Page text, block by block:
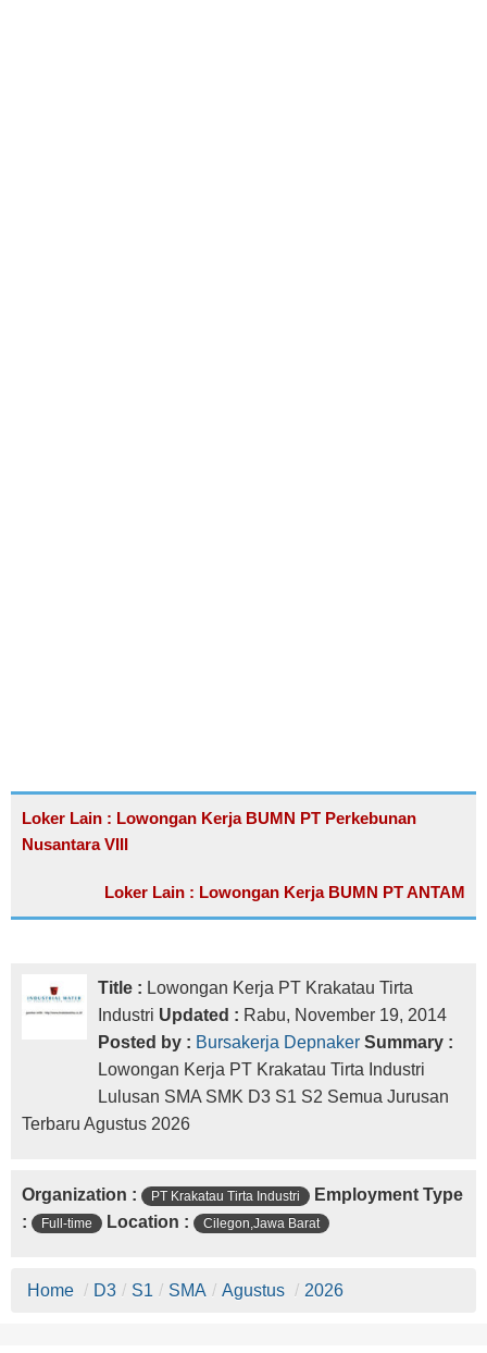
Loker Lain : Lowongan Kerja BUMN PT Perkebunan
Nusantara VIII
Loker Lain : Lowongan Kerja BUMN PT ANTAM
Title : Lowongan Kerja PT Krakatau Tirta
Industri Updated : Rabu, November 19, 2014
Posted by : Bursakerja Depnaker Summary :
Lowongan Kerja PT Krakatau Tirta Industri
Lulusan SMA SMK D3 S1 S2 Semua Jurusan
Terbaru Agustus 2026
Organization : PT Krakatau Tirta Industri
Employment Type
:
Full-time Location : Cilegon,Jawa Barat
Home / D3 / S1 / SMA / Agustus / 2026